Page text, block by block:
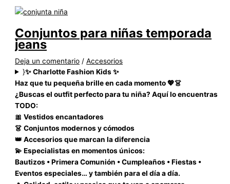
Conjuntos para niñas temporada
jeans
Deja un comentario /Accesorios
}✨ Charlotte Fashion Kids ✨
Haz que tu pequeña brille en cada momento 💖👗
¿Buscas el outfit perfecto para tu niña? Aquí lo encuentras
TODO:
🎀 Vestidos encantadores
👗 Conjuntos modernos y cómodos
👑 Accesorios que marcan la diferencia
💫 Especialistas en momentos únicos:
Bautizos • Primera Comunión • Cumpleaños • Fiestas •
Eventos especiales… y también para el día a día.